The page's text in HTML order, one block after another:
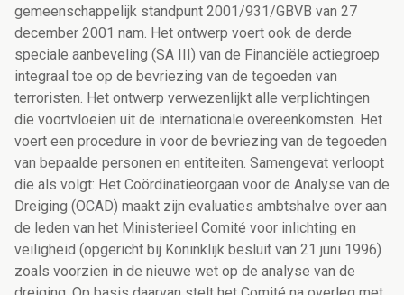
gemeenschappelijk standpunt 2001/931/GBVB van 27
december 2001 nam. Het ontwerp voert ook de derde
speciale aanbeveling (SA III) van de Financiële actiegroep
integraal toe op de bevriezing van de tegoeden van
terroristen. Het ontwerp verwezenlijkt alle verplichtingen
die voortvloeien uit de internationale overeenkomsten. Het
voert een procedure in voor de bevriezing van de tegoeden
van bepaalde personen en entiteiten. Samengevat verloopt
die als volgt: Het Coördinatieorgaan voor de Analyse van de
Dreiging (OCAD) maakt zijn evaluaties ambtshalve over aan
de leden van het Ministerieel Comité voor inlichting en
veiligheid (opgericht bij Koninklijk besluit van 21 juni 1996)
zoals voorzien in de nieuwe wet op de analyse van de